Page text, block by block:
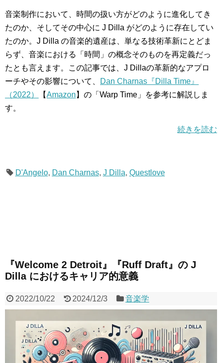
音楽制作において、時間の扱い方がどのように進化してき
たのか、そしてその中心に J Dilla がどのように存在してい
たのか。J Dilla の音楽的遺産は、単なる技術革新にとどま
らず、音楽における「時間」の概念そのものを再定義だっ
たとも言えます。この記事では、J Dillaの革新的なアプロ
ーチやその影響について、
Dan Charnas『Dilla Time』
（2022）
【Amazon 】の「Warp Time」を参考に解説しま
す。
続きを読む
D'Angelo, Dan Charnas, J Dilla, Questlove
『Welcome 2 Detroit』『Ruff Draft』の J
Dilla におけるキャリア的意義
2022/10/22 2024/12/3 音楽学